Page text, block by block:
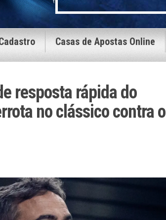
Casas de Apostas Online
resposta rápida do
no clássico contra o